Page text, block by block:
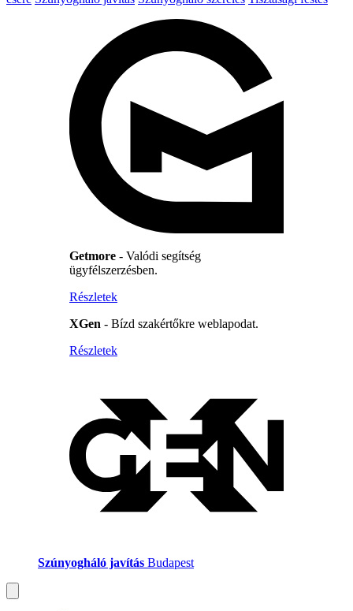
Getmore - Valódi segítség
ügyfélszerzésben.
Részletek
XGen - Bízd szakértőkre weblapodat.
Részletek
Szúnyogháló javítás Budapest